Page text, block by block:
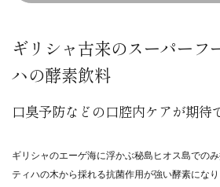
ギリシャ古来のスーパーフ
ハの酵素飲料
口臭予防などの口腔内ケアが期待
ギリシャのエーゲ海に浮かぶ秘島ヒオス島での
ティハの木から採れる抗菌作用が強い酵素になり